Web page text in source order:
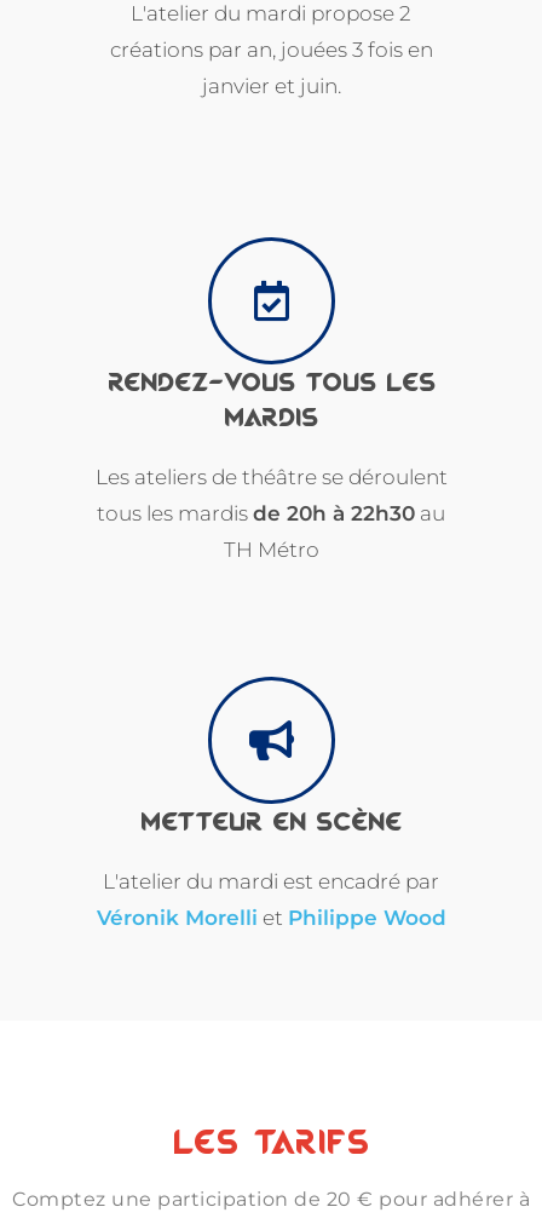
L'atelier du mardi propose 2
créations par an, jouées 3 fois en
janvier et juin.
RENDEZ-VOUS TOUS LES
MARDIS
Les ateliers de théâtre se déroulent
tous les mardis de 20h à 22h30 au
TH Métro
METTEUR EN SCÈNE
L'atelier du mardi est encadré par
Véronik Morelli et Philippe Wood
LES TARIFS
Comptez une participation de 20 € pour adhérer à